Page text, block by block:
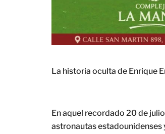
La historia oculta de Enrique
En aquel recordado 20 de
astronautas estadounidenses